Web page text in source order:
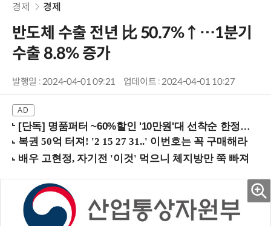
경제 경제
반도체 수출 전년 比 50.7%↑…1분기
수출 8.8% 증가
발행일 : 2024-04-01 09:21 업데이트 : 2024-04-01 10:27
[단독] 명품퍼터 ~60%할인 '10만원'대 선착순 한정판매!